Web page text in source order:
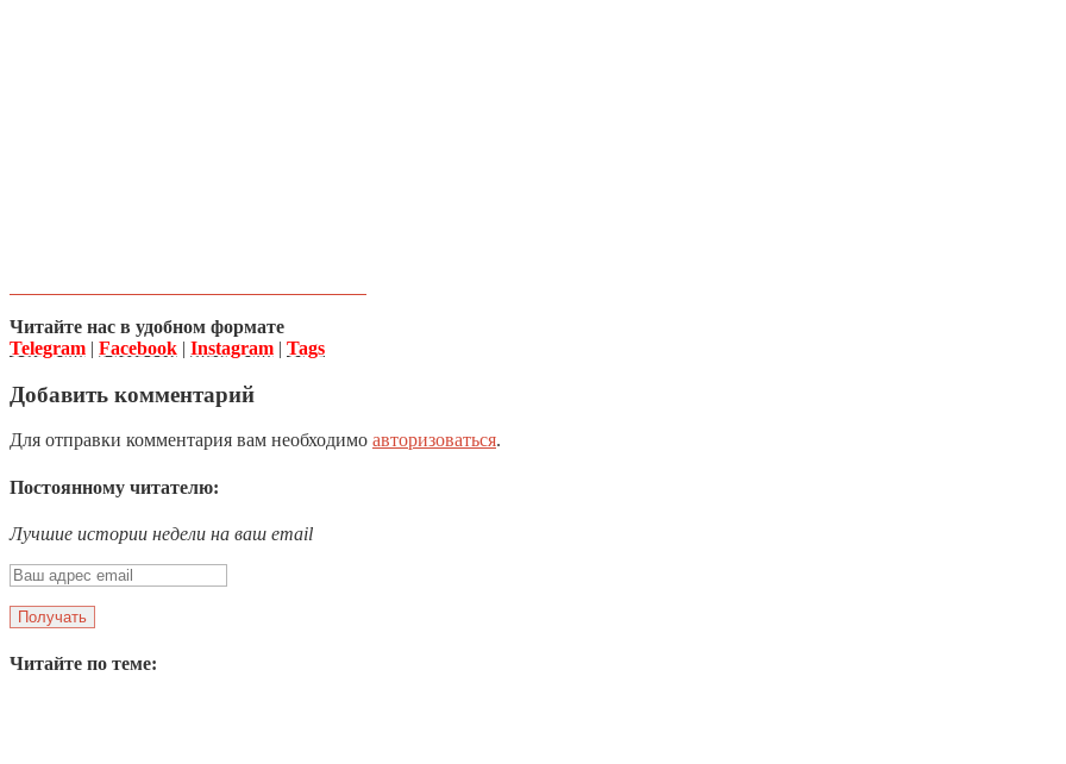
Читайте нас в удобном формате
Telegram | Facebook | Instagram | Tags
Добавить комментарий
Для отправки комментария вам необходимо авторизоваться.
Постоянному читателю:
Лучшие истории недели на ваш email
Читайте по теме: